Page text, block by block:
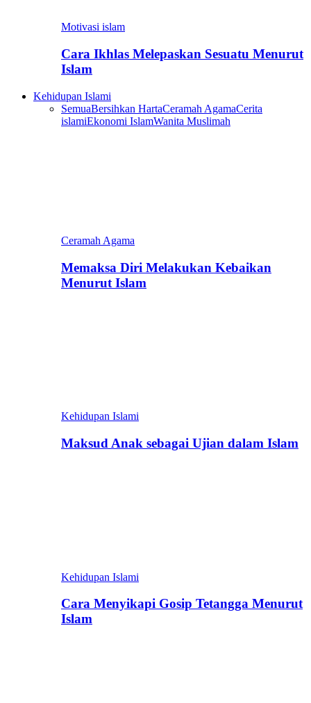
Motivasi islam
Cara Ikhlas Melepaskan Sesuatu Menurut
Islam
Kehidupan Islami
SemuaBersihkan HartaCeramah AgamaCerita
islamiEkonomi IslamWanita Muslimah
Ceramah Agama
Memaksa Diri Melakukan Kebaikan
Menurut Islam
Kehidupan Islami
Maksud Anak sebagai Ujian dalam Islam
Kehidupan Islami
Cara Menyikapi Gosip Tetangga Menurut
Islam